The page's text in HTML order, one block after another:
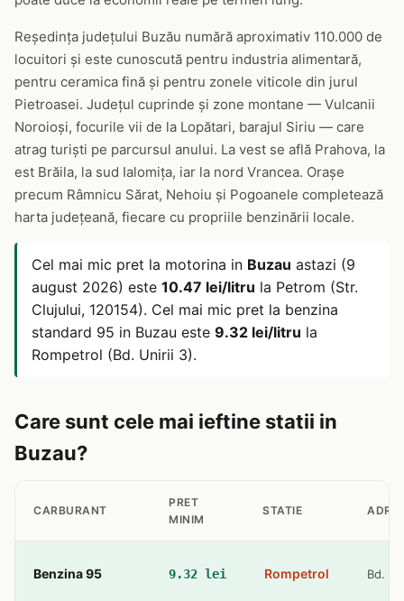
Reședința județului Buzău numără aproximativ 110.000 de
locuitori și este cunoscută pentru industria alimentară,
pentru ceramica fină și pentru zonele viticole din jurul
Pietroasei. Județul cuprinde și zone montane — Vulcanii
Noroioși, focurile vii de la Lopătari, barajul Siriu — care
atrag turiști pe parcursul anului. La vest se află Prahova, la
est Brăila, la sud Ialomița, iar la nord Vrancea. Orașe
precum Râmnicu Sărat, Nehoiu și Pogoanele completează
harta județeană, fiecare cu propriile benzinării locale.
Cel mai mic pret la motorina in Buzau astazi (9
august 2026) este 10.47 lei/litru la Petrom (Str.
Clujului, 120154). Cel mai mic pret la benzina
standard 95 in Buzau este 9.32 lei/litru la
Rompetrol (Bd. Unirii 3).
Care sunt cele mai ieftine statii in
Buzau?
CARBURANT
PRET
MINIM
STATIE
Benzina 95 9.32 lei Rompetrol Bd.